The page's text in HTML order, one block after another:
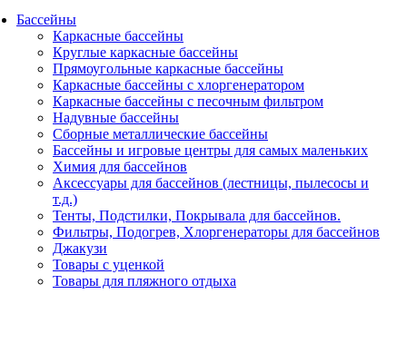
Бассейны
Каркасные бассейны
Круглые каркасные бассейны
Прямоугольные каркасные бассейны
Каркасные бассейны с хлоргенератором
Каркасные бассейны с песочным фильтром
Надувные бассейны
Сборные металлические бассейны
Бассейны и игровые центры для самых маленьких
Химия для бассейнов
Аксессуары для бассейнов (лестницы, пылесосы и
т.д.)
Тенты, Подстилки, Покрывала для бассейнов.
Фильтры, Подогрев, Хлоргенераторы для бассейнов
Джакузи
Товары с уценкой
Товары для пляжного отдыха